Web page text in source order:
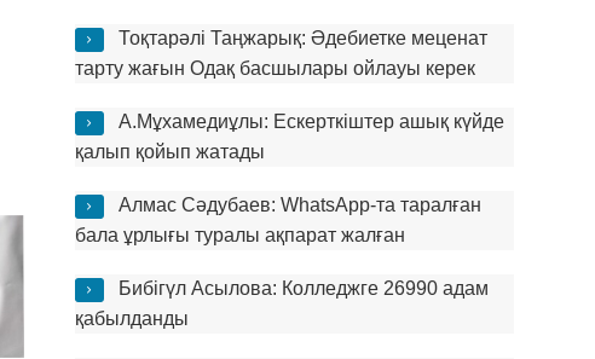
Тоқтарәлі Таңжарық: Әдебиетке меценат
тарту жағын Одақ басшылары ойлауы керек
А.Мұхамедиұлы: Ескерткіштер ашық күйде
қалып қойып жатады
Алмас Сәдубаев: WhatsApp-та таралған
бала ұрлығы туралы ақпарат жалған
Бибігүл Асылова: Колледжге 26990 адам
қабылданды